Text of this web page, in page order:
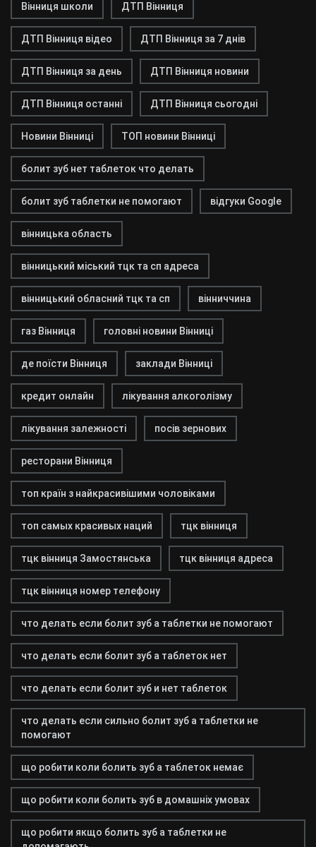
Вінниця школи ДТП Вінниця
ДТП Вінниця відео ДТП Вінниця за 7 днів
ДТП Вінниця за день ДТП Вінниця новини
ДТП Вінниця останні ДТП Вінниця сьогодні
Новини Вінниці ТОП новини Вінниці
болит зуб нет таблеток что делать
болит зуб таблетки не помогают відгуки Google
вінницька область
вінницький міський тцк та сп адреса
вінницький обласний тцк та сп вінниччина
газ Вінниця головні новини Вінниці
де поїсти Вінниця заклади Вінниці
кредит онлайн лікування алкоголізму
лікування залежності посів зернових
ресторани Вінниця
топ країн з найкрасивішими чоловіками
топ самых красивых наций тцк вінниця
тцк вінниця Замостянська тцк вінниця адреса
тцк вінниця номер телефону
что делать если болит зуб а таблетки не помогают
что делать если болит зуб а таблеток нет
что делать если болит зуб и нет таблеток
что делать если сильно болит зуб а таблетки не
помогают
що робити коли болить зуб а таблеток немає
що робити коли болить зуб в домашніх умовах
що робити якщо болить зуб а таблетки не